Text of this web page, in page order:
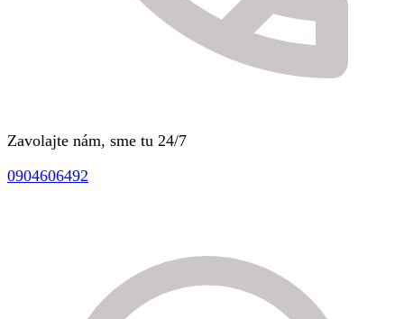
Zavolajte nám, sme tu 24/7
0904606492